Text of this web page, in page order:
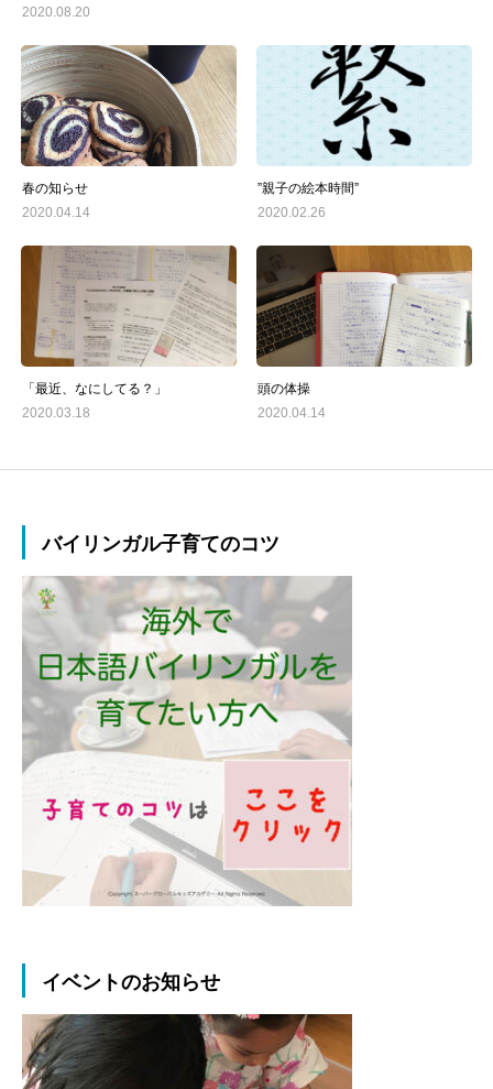
2020.08.20
春の知らせ
2020.04.14
”親子の絵本時間”
2020.02.26
「最近、なにしてる？」
2020.03.18
頭の体操
2020.04.14
バイリンガル子育てのコツ
イベントのお知らせ
blog